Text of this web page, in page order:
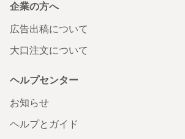
企業の方へ
広告出稿について
大口注文について
ヘルプセンター
お知らせ
ヘルプとガイド